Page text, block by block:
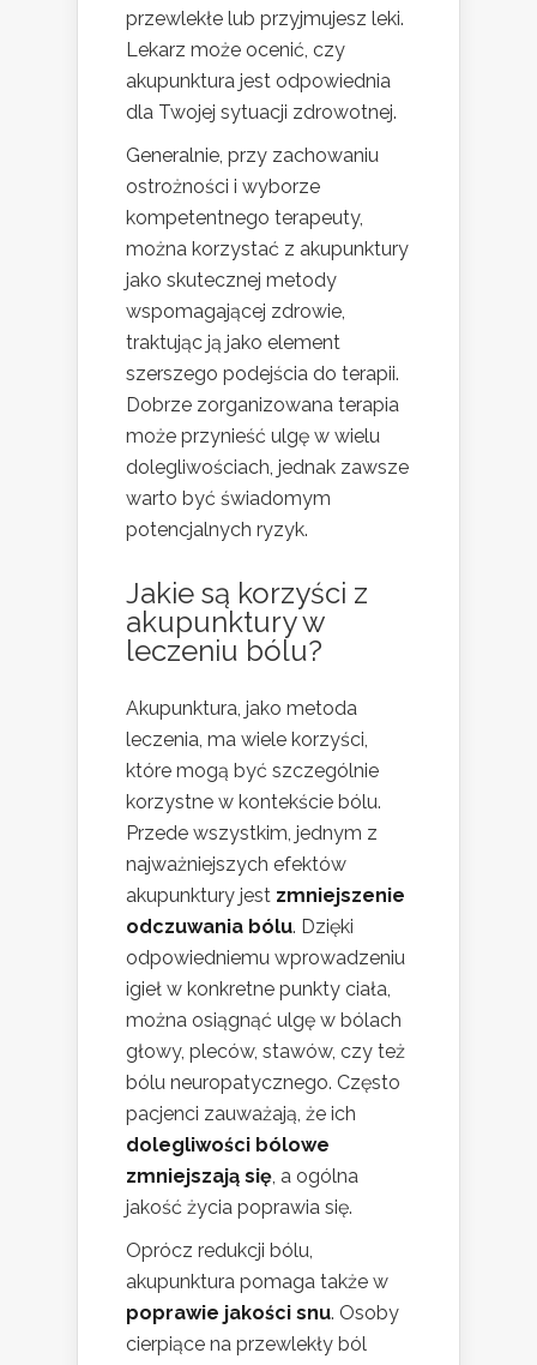
przewlekłe lub przyjmujesz leki.
Lekarz może ocenić, czy
akupunktura jest odpowiednia
dla Twojej sytuacji zdrowotnej.
Generalnie, przy zachowaniu
ostrożności i wyborze
kompetentnego terapeuty,
można korzystać z akupunktury
jako skutecznej metody
wspomagającej zdrowie,
traktując ją jako element
szerszego podejścia do terapii.
Dobrze zorganizowana terapia
może przynieść ulgę w wielu
dolegliwościach, jednak zawsze
warto być świadomym
potencjalnych ryzyk.
Jakie są korzyści z
akupunktury w
leczeniu bólu?
Akupunktura, jako metoda
leczenia, ma wiele korzyści,
które mogą być szczególnie
korzystne w kontekście bólu.
Przede wszystkim, jednym z
najważniejszych efektów
akupunktury jest zmniejszenie
odczuwania bólu. Dzięki
odpowiedniemu wprowadzeniu
igieł w konkretne punkty ciała,
można osiągnąć ulgę w bólach
głowy, pleców, stawów, czy też
bólu neuropatycznego. Często
pacjenci zauważają, że ich
dolegliwości bólowe
zmniejszają się , a ogólna
jakość życia poprawia się.
Oprócz redukcji bólu,
akupunktura pomaga także w
poprawie jakości snu. Osoby
cierpiące na przewlekły ból